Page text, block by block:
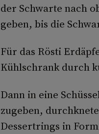
der Schwarte nach
geben, bis die
Für das Rösti
Kühlschrank durch
Dann in eine
zugeben,
Dessertrings in